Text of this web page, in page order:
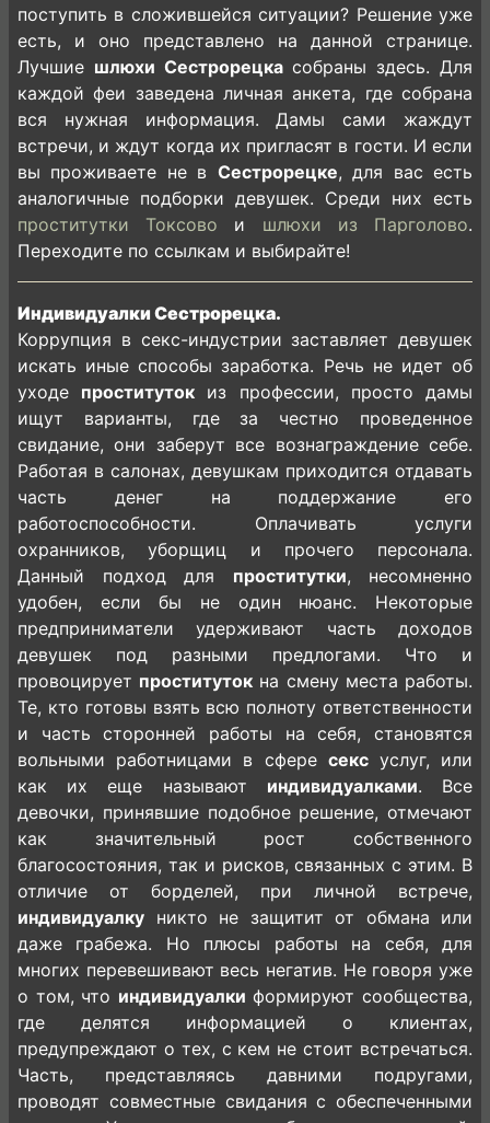
поступить в сложившейся ситуации? Решение уже
есть, и оно представлено на данной странице.
Лучшие шлюхи Сестрорецкасобраны здесь. Для
каждой феи заведена личная анкета, где собрана
вся нужная информация. Дамы сами жаждут
встречи, и ждут когда их пригласят в гости. И если
вы проживаете не в Сестрорецке, для вас есть
аналогичные подборки девушек. Среди них есть
проститутки Токсово и шлюхи из Парголово.
Переходите по ссылкам и выбирайте!
Индивидуалки Сестрорецка.
Коррупция в секс-индустрии заставляет девушек
искать иные способы заработка. Речь не идет об
уходе проституток из профессии, просто дамы
ищут варианты, где за честно проведенное
свидание, они заберут все вознаграждение себе.
Работая в салонах, девушкам приходится отдавать
часть денег на поддержание его
работоспособности. Оплачивать услуги
охранников, уборщиц и прочего персонала.
Данный подход для проститутки, несомненно
удобен, если бы не один нюанс. Некоторые
предприниматели удерживают часть доходов
девушек под разными предлогами. Что и
провоцирует проституток на смену места работы.
Те, кто готовы взять всю полноту ответственности
и часть сторонней работы на себя, становятся
вольными работницами в сфере сексуслуг, или
как их еще называют индивидуалками. Все
девочки, принявшие подобное решение, отмечают
как значительный рост собственного
благосостояния, так и рисков, связанных с этим. В
отличие от борделей, при личной встрече,
индивидуалку никто не защитит от обмана или
даже грабежа. Но плюсы работы на себя, для
многих перевешивают весь негатив. Не говоря уже
о том, что индивидуалки формируют сообщества,
где делятся информацией о клиентах,
предупреждают о тех, с кем не стоит встречаться.
Часть, представляясь давними подругами,
проводят совместные свидания с обеспеченными